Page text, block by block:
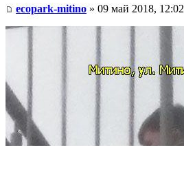
ecopark-mitino » 09 май 2018, 12:02